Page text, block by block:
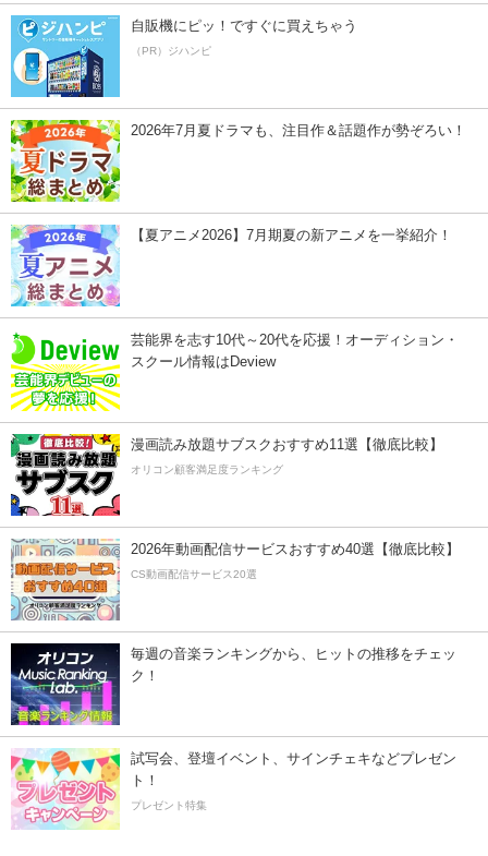
自販機にピッ！ですぐに買えちゃう
（PR）ジハンピ
2026年7月夏ドラマも、注目作＆話題作が勢ぞろい！
【夏アニメ2026】7月期夏の新アニメを一挙紹介！
芸能界を志す10代～20代を応援！オーディション・
スクール情報はDeview
漫画読み放題サブスクおすすめ11選【徹底比較】
オリコン顧客満足度ランキング
2026年動画配信サービスおすすめ40選【徹底比較】
CS動画配信サービス20選
毎週の音楽ランキングから、ヒットの推移をチェッ
ク！
試写会、登壇イベント、サインチェキなどプレゼン
ト！
プレゼント特集